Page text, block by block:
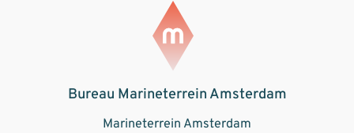
Bureau Marineterrein Amsterdam
Marineterrein Amsterdam